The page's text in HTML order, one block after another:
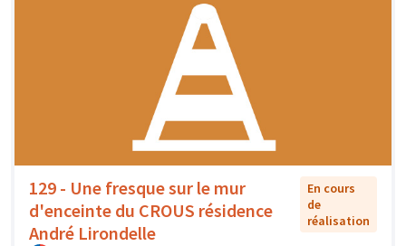
129 - Une fresque sur le mur
d'enceinte du CROUS résidence
André Lirondelle
En cours
de
réalisation